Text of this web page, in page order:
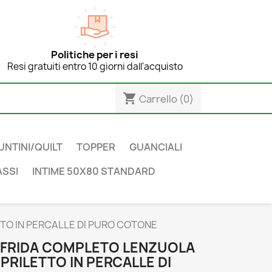
Politiche per i resi
Resi gratuiti entro 10 giorni dall'acquisto
shopping_cart Carrello (0)
QUILT TOPPER
GUANCIALI
INTIME 50X80 STANDARD
IN PERCALLE DI PURO COTONE
COMPLETO LENZUOLA
IN PERCALLE DI